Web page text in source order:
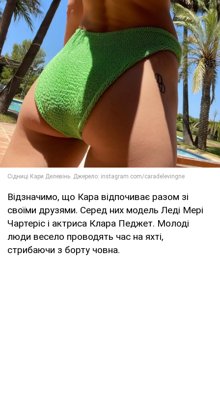
Відзначимо, що Кара відпочиває разом зі
своїми друзями. Серед них модель Леді Мері
Чартеріс і актриса Клара Педжет. Молоді
люди весело проводять час на яхті,
стрибаючи з борту човна.